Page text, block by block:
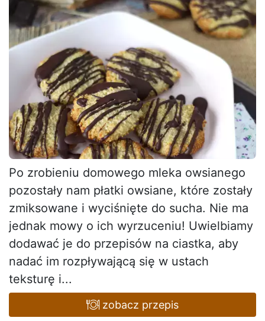
Po zrobieniu domowego mleka owsianego
pozostały nam płatki owsiane, które zostały
zmiksowane i wyciśnięte do sucha. Nie ma
jednak mowy o ich wyrzuceniu! Uwielbiamy
dodawać je do przepisów na ciastka, aby
nadać im rozpływającą się w ustach
teksturę i...
zobacz przepis